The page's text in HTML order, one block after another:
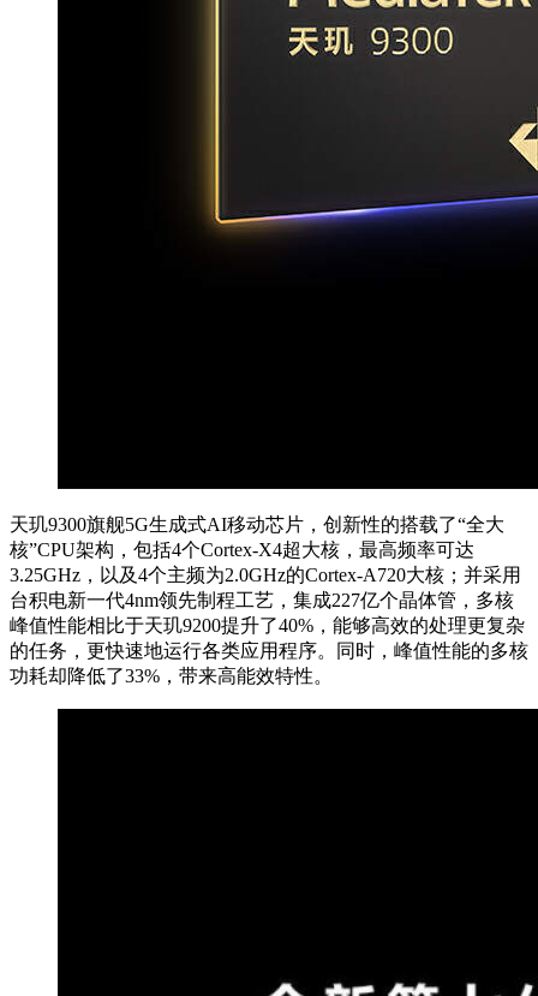
天玑9300旗舰5G生成式AI移动芯片，创新性的搭载了“全大
核”CPU架构，包括4个Cortex-X4超大核，最高频率可达
3.25GHz，以及4个主频为2.0GHz的Cortex-A720大核；并采用
台积电新一代4nm领先制程工艺，集成227亿个晶体管，多核
峰值性能相比于天玑9200提升了40%，能够高效的处理更复杂
的任务，更快速地运行各类应用程序。同时，峰值性能的多核
功耗却降低了33%，带来高能效特性。